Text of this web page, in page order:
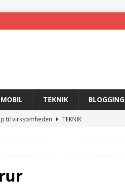
MOBIL TEKNIK BLOGGING
til virksomheden
TEKNIK
teknologi
sikkerhed mod elektriske ulykker